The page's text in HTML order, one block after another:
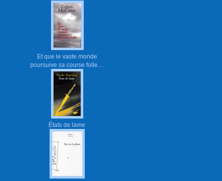
Et que le vaste monde
poursuive sa course folle…
États de lame